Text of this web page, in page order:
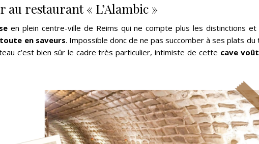
restaurant « L’Alambic »
en plein centre-ville de Reims qui ne compte plus les distinctions et
toute en saveurs. Impossible donc de ne pas succomber à ses plats
c’est bien sûr le cadre très particulier, intimiste de cette cave